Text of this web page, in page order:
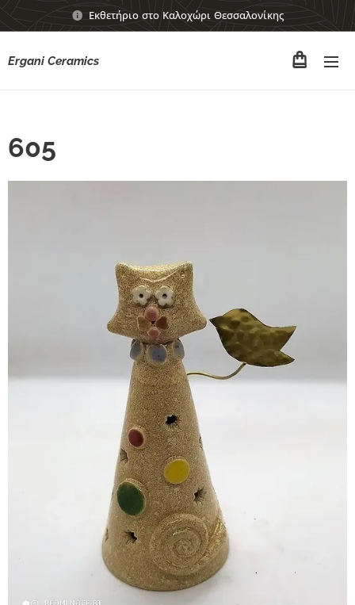
Εκθετήριο στο Καλοχώρι Θεσσαλονίκης
Ergani Ceramics
605